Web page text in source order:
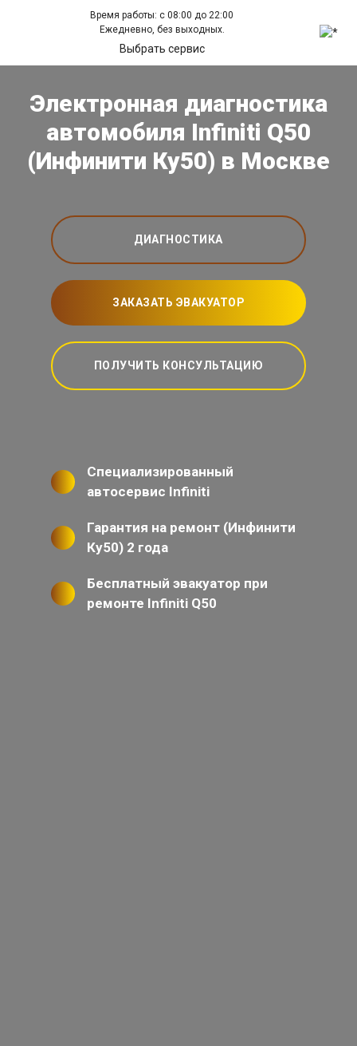
Время работы: с 08:00 до 22:00
Ежедневно, без выходных.
Выбрать сервис
Электронная диагностика
автомобиля Infiniti Q50
(Инфинити Ку50) в Москве
ДИАГНОСТИКА
ЗАКАЗАТЬ ЭВАКУАТОР
ПОЛУЧИТЬ КОНСУЛЬТАЦИЮ
Специализированный
автосервис Infiniti
Гарантия на ремонт (Инфинити
Ку50) 2 года
Бесплатный эвакуатор при
ремонте Infiniti Q50